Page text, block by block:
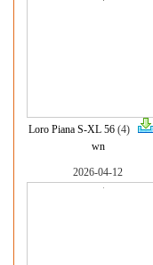
Loro Piana S-XL 56 (4)
wn
2026-04-12